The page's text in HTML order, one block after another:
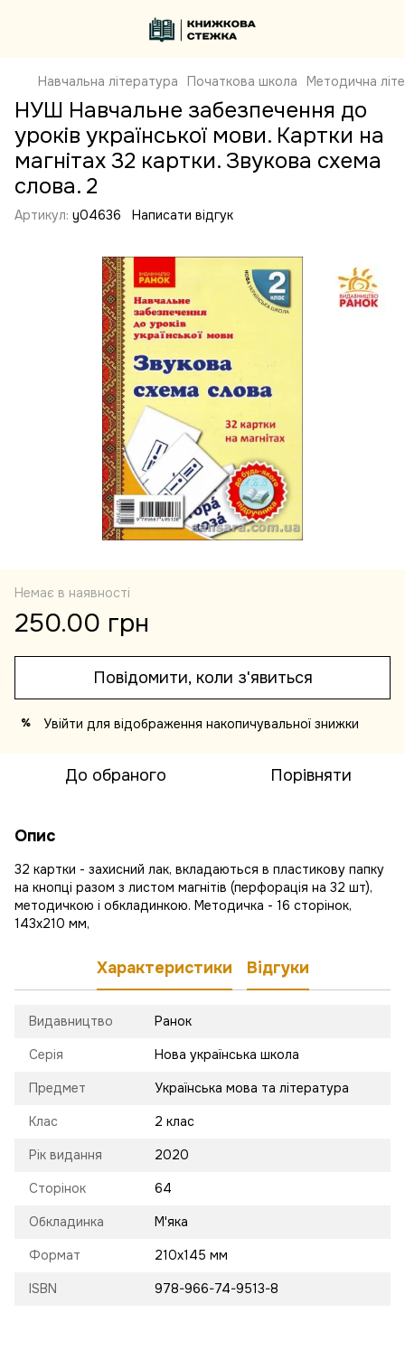
Навчальна література Початкова школа Методична
НУШ Навчальне забезпечення до
уроків української мови. Картки на
магнітах 32 картки. Звукова схема
слова. 2
Артикул: y04636 Написати відгук
Немає в наявності
250.00 грн
Повідомити, коли з'явиться
% Увійти для відображення накопичувальної знижки
До обраного Порівняти
Опис
32 картки - захисний лак, вкладаються в пластикову папку
на кнопці разом з листом магнітів (перфорація на 32 шт),
методичкою і обкладинкою. Методичка - 16 сторінок,
143х210 мм,
Характеристики Відгуки
Видавництво Ранок
Серія Нова українська школа
Предмет Українська мова та література
Клас 2 клас
Рік видання 2020
Сторінок 64
Обкладинка М'яка
Формат 210х145 мм
ISBN 978-966-74-9513-8